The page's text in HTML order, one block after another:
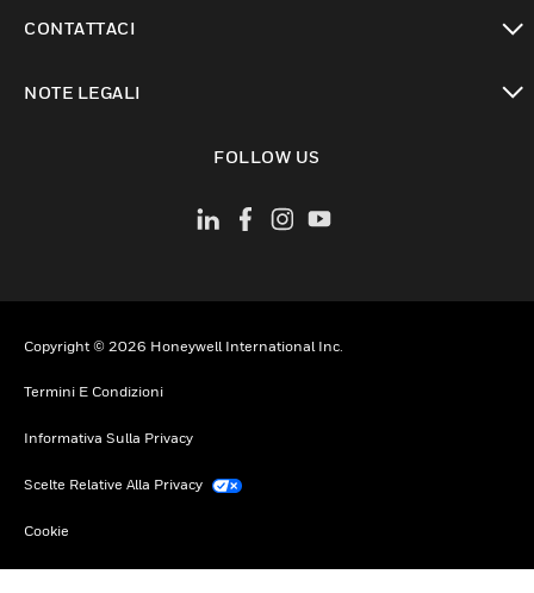
CONTATTACI
NOTE LEGALI
FOLLOW US
Copyright © 2026 Honeywell International Inc.
Termini E Condizioni
Informativa Sulla Privacy
Scelte Relative Alla Privacy
Cookie